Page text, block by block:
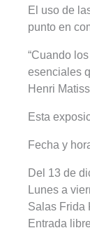
El uso de
punto en
“Cuando
esenciales
Henri
Esta
Fecha y
Del 13 de
Lunes a
Salas Frida
Entrada